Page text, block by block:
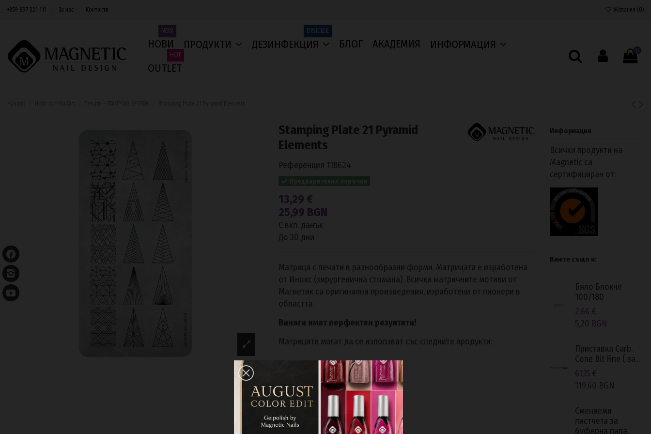
+359 897 321 111 За нас Контакти Желания (0)
НОВИ
NEW
ПРОДУКТИ ДЕЗИНФЕКЦИЯ
DISICIDE
БЛОГ АКАДЕМИЯ
ИНФОРМАЦИЯ
OUTLET
HOT
0
Stamping Plate 21 Pyramid
Elements
Референция 118624
13,29 €
25,99 BGN
С вкл. данък
До 30 дни
Матрица с печати в разнообразни форми. Матрицата е изработена
от Инокс (хирургенична стомана). Всички матричните мотиви от
Магнетик са оригинални произведения, изработени от пионери в
областта.
Винаги имат перфектен резултати!
Матриците могат да се използват със следните продукти:
The Colors-nail polish
nail polish
Gelpolish
Liner Gel
Gel Pasta
The Enchated Color gels
Информация
Всички продукти на
Magnetic са
сертифициран от:
Вижте също и:
Бяло Блокче
100/180
2,66 €
5,20 BGN
Приставка Carb.
Cone Bit Fine ( за...
61,15 €
119,60 BGN
Сменяеми
листчета за
буферна пила,